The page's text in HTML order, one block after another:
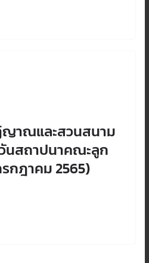
าณและสวนสนาม
นสถาปนาคณะลูก
กฎาคม 2565)